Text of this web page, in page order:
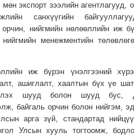
экспорт зээлийн агентлагууд,
санхүүгийн
нийгмийн нөлөөллийн иж
менежментийн
иж бүрэн үнэлгээний
ашиглалт, хаалтын бүх үе
шууд болон шууд бус,
байгаль орчин болон нийгэм,
арга зүй, стандартад
Улсын хууль тогтоомж,